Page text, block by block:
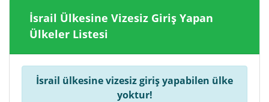
İsrail Ülkesine Vizesiz Giriş Yapan
Ülkeler Listesi
İsrail ülkesine vizesiz giriş yapabilen ülke
yoktur!